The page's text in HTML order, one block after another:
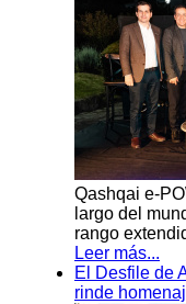
Qashqai e-
largo del
rango
Leer más...
El Desfile de
rinde